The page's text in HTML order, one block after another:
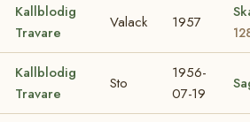
Kallblodig
Travare
Valack 1957
Kallblodig
Travare
Sto
1956-
07-19